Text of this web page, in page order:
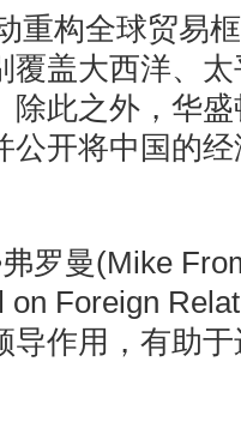
重构全球贸易
覆盖大西洋、
除此之外，华
公开将中国的
罗曼(Mike
Foreign
导作用，有助